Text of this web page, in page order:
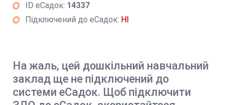
ID еСадок: 14337
Підключений до еСадок: НІ
На жаль, цей дошкільний навчальний
заклад ще не підключений до
системи еСадок. Щоб підключити